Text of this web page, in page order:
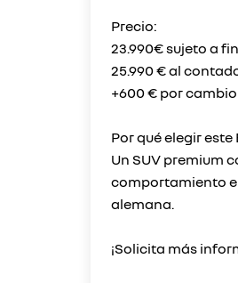
Precio:
23.990€ sujeto a
25.990 € al
+600 € por
Por qué elegir este
Un SUV premium
comportamiento
alemana.
¡Solicita más